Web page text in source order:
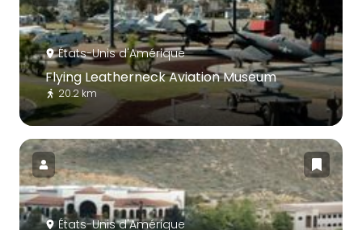
États-Unis d'Amérique
Flying Leatherneck Aviation Museum
20.2 km
États-Unis d'Amérique